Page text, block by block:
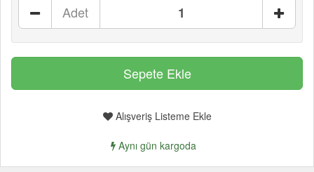
Adet
Alışveriş Listeme Ekle
Aynı gün kargoda